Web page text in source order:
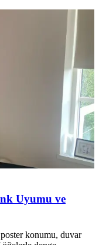
Uyumu ve
konumu, duvar